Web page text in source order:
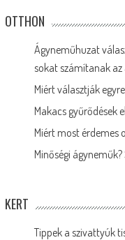
OTTHON
Ágyneműhuzat
sokat számítanak
Miért választják
Makacs gyűrődések
Miért most érdemes
Minőségi
KERT
Tippek a szivattyúk